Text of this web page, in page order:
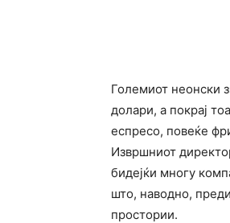
Големиот неонски
долари, а покрај
еспресо, повеќе
Извршниот
бидејќи многу
што, наводно,
простории.